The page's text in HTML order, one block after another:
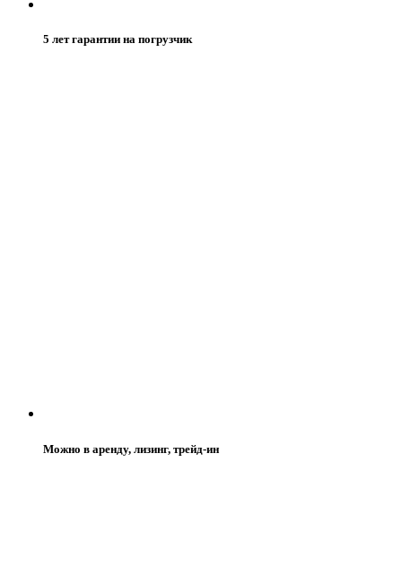
5 лет гарантии на погрузчик
Можно в аренду, лизинг, трейд-ин